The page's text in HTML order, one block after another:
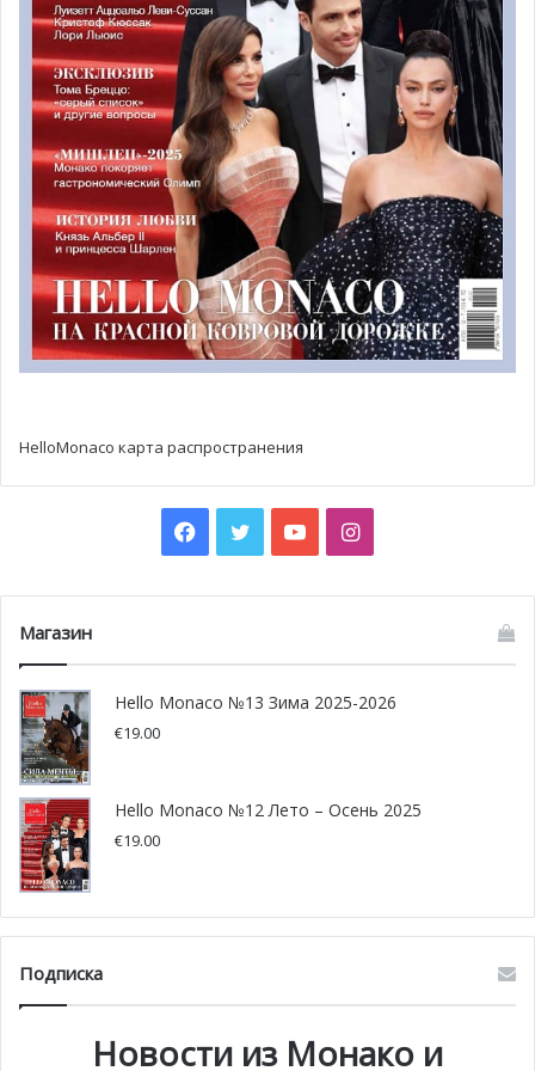
дорогах княжества в 2015 году.
Несколько лет назад ООН сообщила, что в 2014 году в
городах проживало 54% населения Земли, а к 2050 году
этот процент увеличится до 66%. Очевидно, что для
комфортной жизни людям нужен не только удобный
транспорт, но и здоровая природа вокруг. Ни для никого
не секрет, что нынешние автомобили – главные
загрязнители воздуха. Для многих стран, и в первую
очередь для Монако, это стало причиной «пересадить»
своих жителей на экологически чистый транспорт —
электромобили или велосипеды.
HelloMonaco карта распространения
Facebook
TwitterYouTubeInstagram
Магазин
Hello Monaco №13 Зима 2025-2026
€19.00
Hello Monaco №12 Лето – Осень 2025
€19.00
Подписка
Новости из Монако и